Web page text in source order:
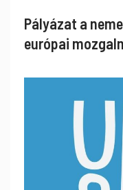
Pályázat a
európai